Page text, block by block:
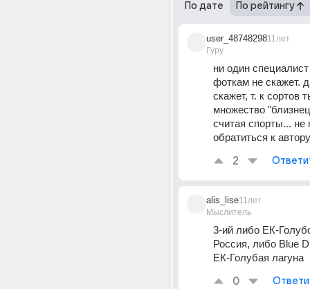
По дате По рейтингу
user_48748298
Гуру
11лет
ни один
фоткам не скажет.
скажет, т. к сортов
множество
считая спорты... не
обратиться к
2
alis_lise
Мыслитель
11лет
3-ий либо ЕК-
Россия, либо Blue
ЕК-Голубая лагуна
0